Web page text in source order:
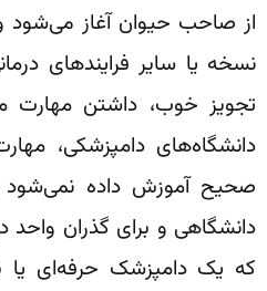
از صاحب حیوان آغاز می‌شود
نسخه یا سایر فرایند‌های
تجویز خوب، داشتن مهارت
دانشگاه‌های دامپزشکی،
صحیح آموزش داده
دانشگاهی و برای گذران
که یک دامپزشک حرفه‌ای یا